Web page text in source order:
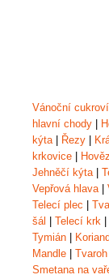
Vánoční cukroví
hlavní chody
kýta| Řezy
krkovice
Jehněčí kýta|
Vepřová hlava|
Telecí plec
šál
Telecí krk
Tymián
Mandle
Smetana na